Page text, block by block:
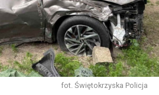
fot. Świętokrzyska Policja